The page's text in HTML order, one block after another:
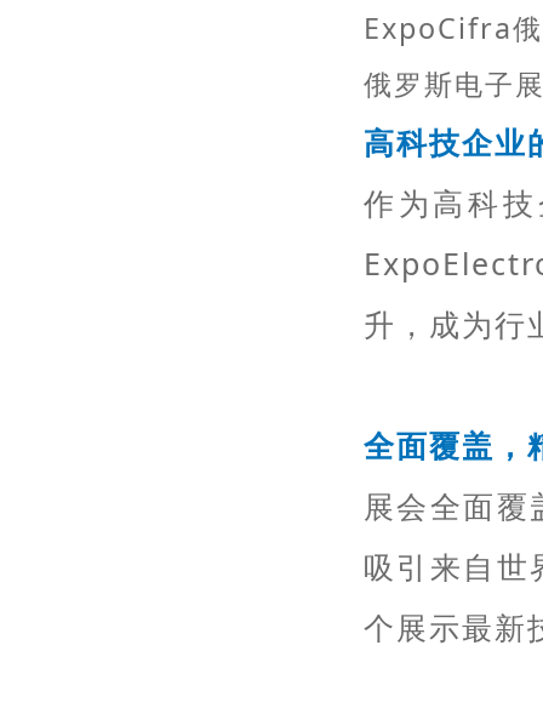
ExpoCifra
俄罗斯电子
高科技企业
作为高科
升，成为行
全面覆盖，
展会全面覆
吸引来自世
个展示最新